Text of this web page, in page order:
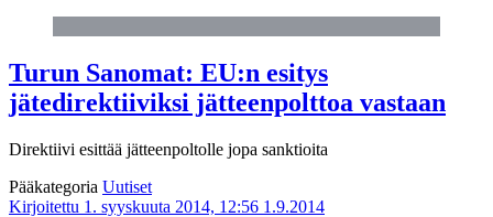
Turun Sanomat: EU:n esitys
jätedirektiiviksi jätteenpolttoa vastaan
Direktiivi esittää jätteenpoltolle jopa sanktioita
Pääkategoria Uutiset
Kirjoitettu 1. syyskuuta 2014, 12:56 1.9.2014